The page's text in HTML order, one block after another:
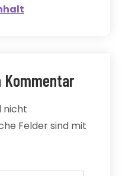
Kommentar
nicht
Felder sind mit